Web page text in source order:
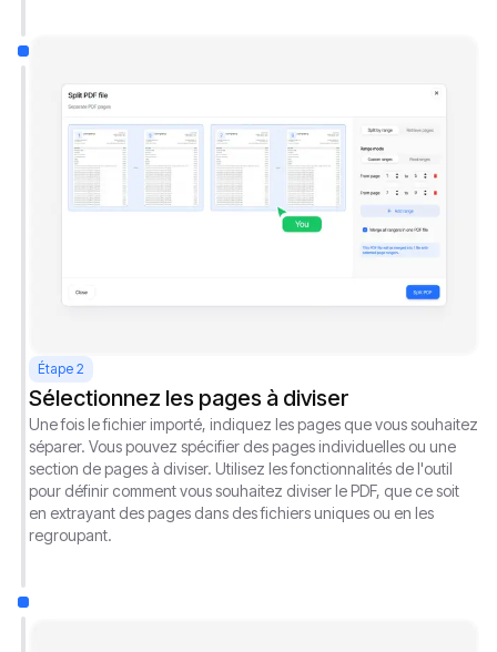
Étape 2
Sélectionnez les pages à diviser
Une fois le fichier importé, indiquez les pages que vous souhaitez
séparer. Vous pouvez spécifier des pages individuelles ou une
section de pages à diviser. Utilisez les fonctionnalités de l'outil
pour définir comment vous souhaitez diviser le PDF, que ce soit
en extrayant des pages dans des fichiers uniques ou en les
regroupant.